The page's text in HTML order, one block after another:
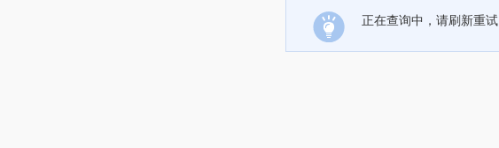
正在查询中，请刷新重试